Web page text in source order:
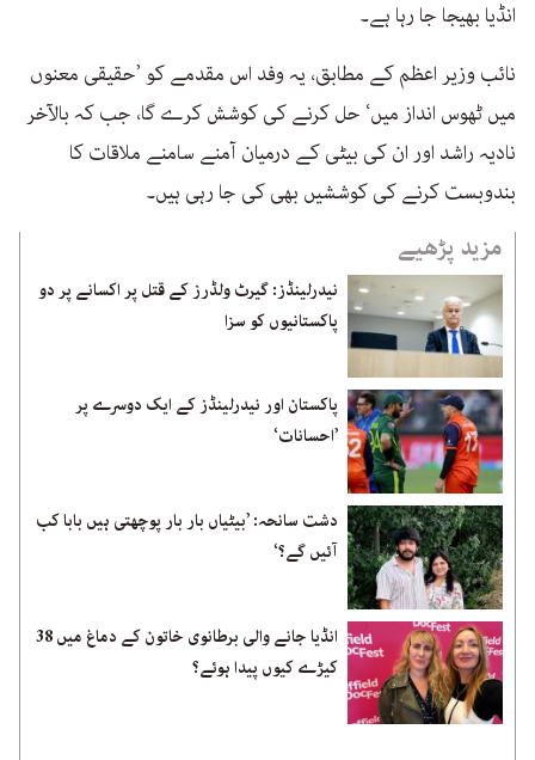
انڈیا بھیجا جا رہا ہے۔
نائب وزیر اعظم کے مطابق، یہ وفد اس مقدمے کو ’حقیقی معنوں
میں ٹھوس انداز میں‘ حل کرنے کی کوشش کرے گا، جب کہ بالآخر
نادیہ راشد اور ان کی بیٹی کے درمیان آمنے سامنے ملاقات کا
بندوبست کرنے کی کوششیں بھی کی جا رہی ہیں۔
مزید پڑھیے
نیدرلینڈز: گیرٹ ولڈرز کے قتل پر اکسانے پر دو
پاکستانیوں کو سزا
پاکستان اور نیدرلینڈز کے ایک دوسرے پر
’احسانات‘
دشت سانحہ: ’بیٹیاں بار بار پوچھتی ہیں بابا کب
آئیں گے؟‘
انڈیا جانے والی برطانوی خاتون کے دماغ میں 38
کیڑے کیوں پیدا ہوئے؟